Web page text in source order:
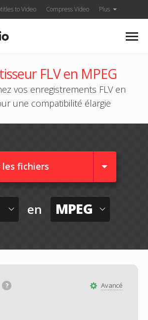
to Video Compress Video Plus
FLV en MPEG
vos enregistrements FLV en
une compatibilité élargie
les fichiers
en MPEG
Avancé